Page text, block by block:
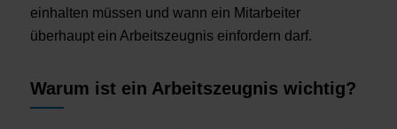
einhalten müssen und wann ein Mitarbeiter
überhaupt ein Arbeitszeugnis einfordern darf.
Warum ist ein Arbeitszeugnis wichtig?